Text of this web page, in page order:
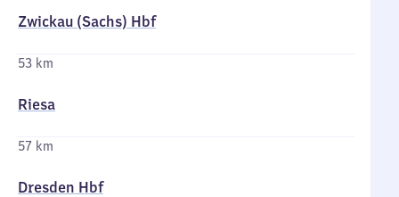
Zwickau (Sachs) Hbf
53 km
Riesa
57 km
Dresden Hbf